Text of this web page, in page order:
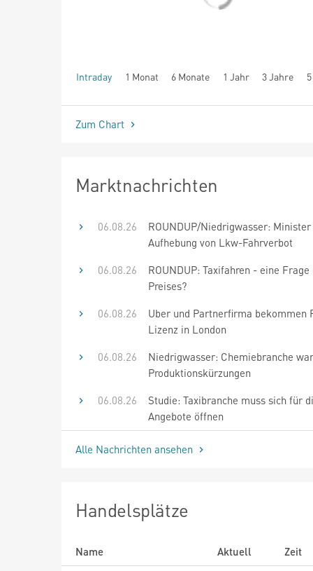
Intraday 1 Monat 6 Monate 1 Jahr 3 Jahre
seit Beginn
Zum Chart
Marktnachrichten
06.08.26
ROUNDUP/Niedrigwasser:
Aufhebung von Lkw-Fahrverbot
06.08.26
ROUNDUP: Taxifahren - eine Frage
Preises?
06.08.26
Uber und Partnerfirma bekommen
Lizenz in London
06.08.26
Niedrigwasser: Chemiebranche
Produktionskürzungen
06.08.26
Studie: Taxibranche muss sich für
Angebote öffnen
Alle Nachrichten ansehen
Handelsplätze
Name Aktuell
Zeit